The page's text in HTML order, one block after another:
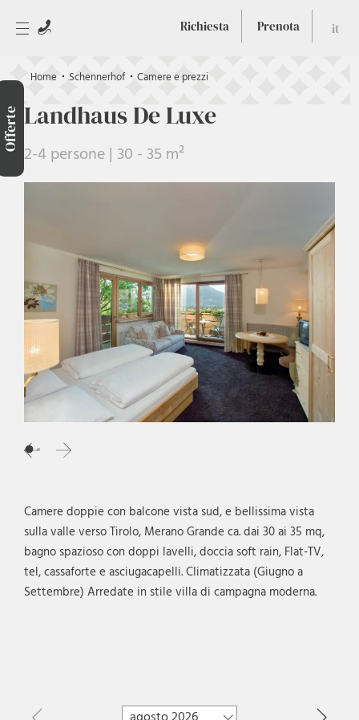
Richiesta Prenota it
Offerte
Home Schennerhof Camere e prezzi
Landhaus De Luxe
2-4 persone | 30 - 35 m²
Camere doppie con balcone vista sud, e bellissima vista
sulla valle verso Tirolo, Merano Grande ca. dai 30 ai 35 mq,
bagno spazioso con doppi lavelli, doccia soft rain, Flat-TV,
tel, cassaforte e asciugacapelli. Climatizzata (Giugno a
Settembre) Arredate in stile villa di campagna moderna.